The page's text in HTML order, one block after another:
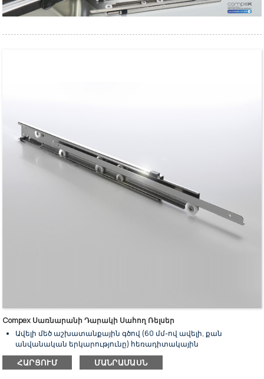
Compex Սառնարանի Դարակի Սահող Ռելսեր
Ավելի մեծ աշխատանքային գծով (60 մմ-ով ավելի, քան
անվանական երկարությունը) հեռադիտակային
ուղեցույցներ՝ պատրաստված Aisi 304 չժանգոտվող
պողպատից: Ֆիքսված սահիկը մատակարարվում է երկու
ՀԱՐՑՈՒՄ ՄԱՆՐԱՄԱՍՆ